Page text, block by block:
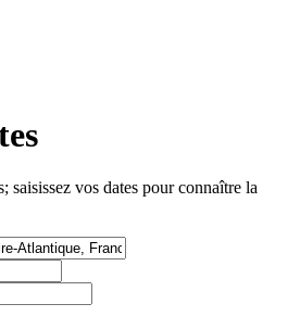
saisissez vos dates pour connaître la